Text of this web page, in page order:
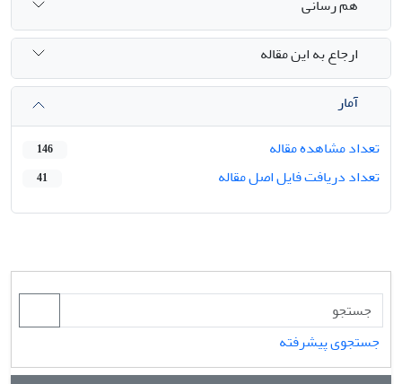
هم رسانی
ارجاع به این مقاله
آمار
تعداد مشاهده مقاله
146
تعداد دریافت فایل اصل مقاله 41
جستجوی پیشرفته